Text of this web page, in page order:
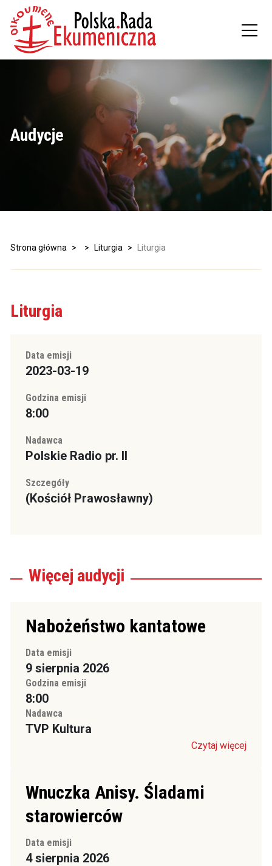
Audycje
Strona główna > > Liturgia > Liturgia
Liturgia
Data emisji
2023-03-19
Godzina emisji
8:00
Nadawca
Polskie Radio pr. II
Szczegóły
(Kościół Prawosławny)
Więcej audycji
Nabożeństwo kantatowe
Data emisji
9 sierpnia 2026
Godzina emisji
8:00
Nadawca
TVP Kultura
Czytaj więcej
Wnuczka Anisy. Śladami
starowierców
Data emisji
4 sierpnia 2026